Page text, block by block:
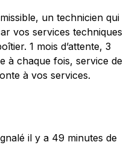
un technicien qui
vos services techniques
1 mois d’attente, 3
à chaque fois, service de
à vos services.
il y a 49 minutes de